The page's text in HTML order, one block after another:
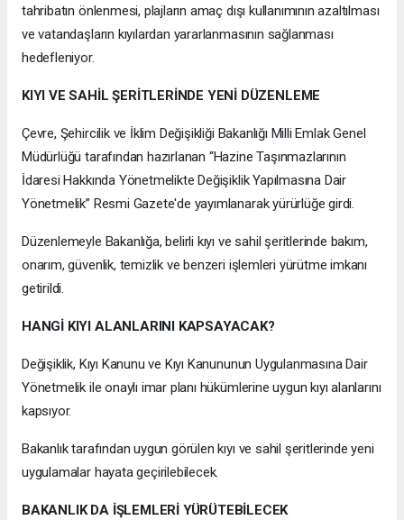
tahribatın önlenmesi, plajların amaç dışı kullanımının azaltılması
ve vatandaşların kıyılardan yararlanmasının sağlanması
hedefleniyor.
KIYI VE SAHİL ŞERİTLERİNDE YENİ DÜZENLEME
Çevre, Şehircilik ve İklim Değişikliği Bakanlığı Milli Emlak Genel
Müdürlüğü tarafından hazırlanan “Hazine Taşınmazlarının
İdaresi Hakkında Yönetmelikte Değişiklik Yapılmasına Dair
Yönetmelik” Resmi Gazete'de yayımlanarak yürürlüğe girdi.
Düzenlemeyle Bakanlığa, belirli kıyı ve sahil şeritlerinde bakım,
onarım, güvenlik, temizlik ve benzeri işlemleri yürütme imkanı
getirildi.
HANGİ KIYI ALANLARINI KAPSAYACAK?
Değişiklik, Kıyı Kanunu ve Kıyı Kanununun Uygulanmasına Dair
Yönetmelik ile onaylı imar planı hükümlerine uygun kıyı alanlarını
kapsıyor.
Bakanlık tarafından uygun görülen kıyı ve sahil şeritlerinde yeni
uygulamalar hayata geçirilebilecek.
BAKANLIK DA İŞLEMLERİ YÜRÜTEBİLECEK